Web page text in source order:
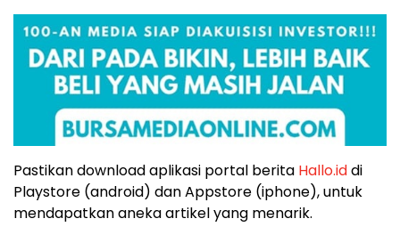
Pastikan download aplikasi portal berita Hallo.iddi
Playstore (android) dan Appstore (iphone), untuk
mendapatkan aneka artikel yang menarik.